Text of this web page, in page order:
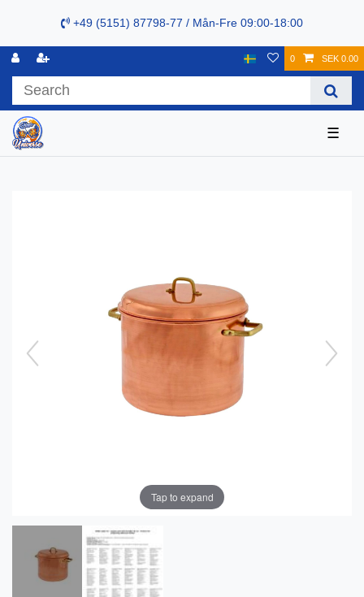
+49 (5151) 87798-77 / Mån-Fre 09:00-18:00
0 SEK 0.00
☰
Tap to expand